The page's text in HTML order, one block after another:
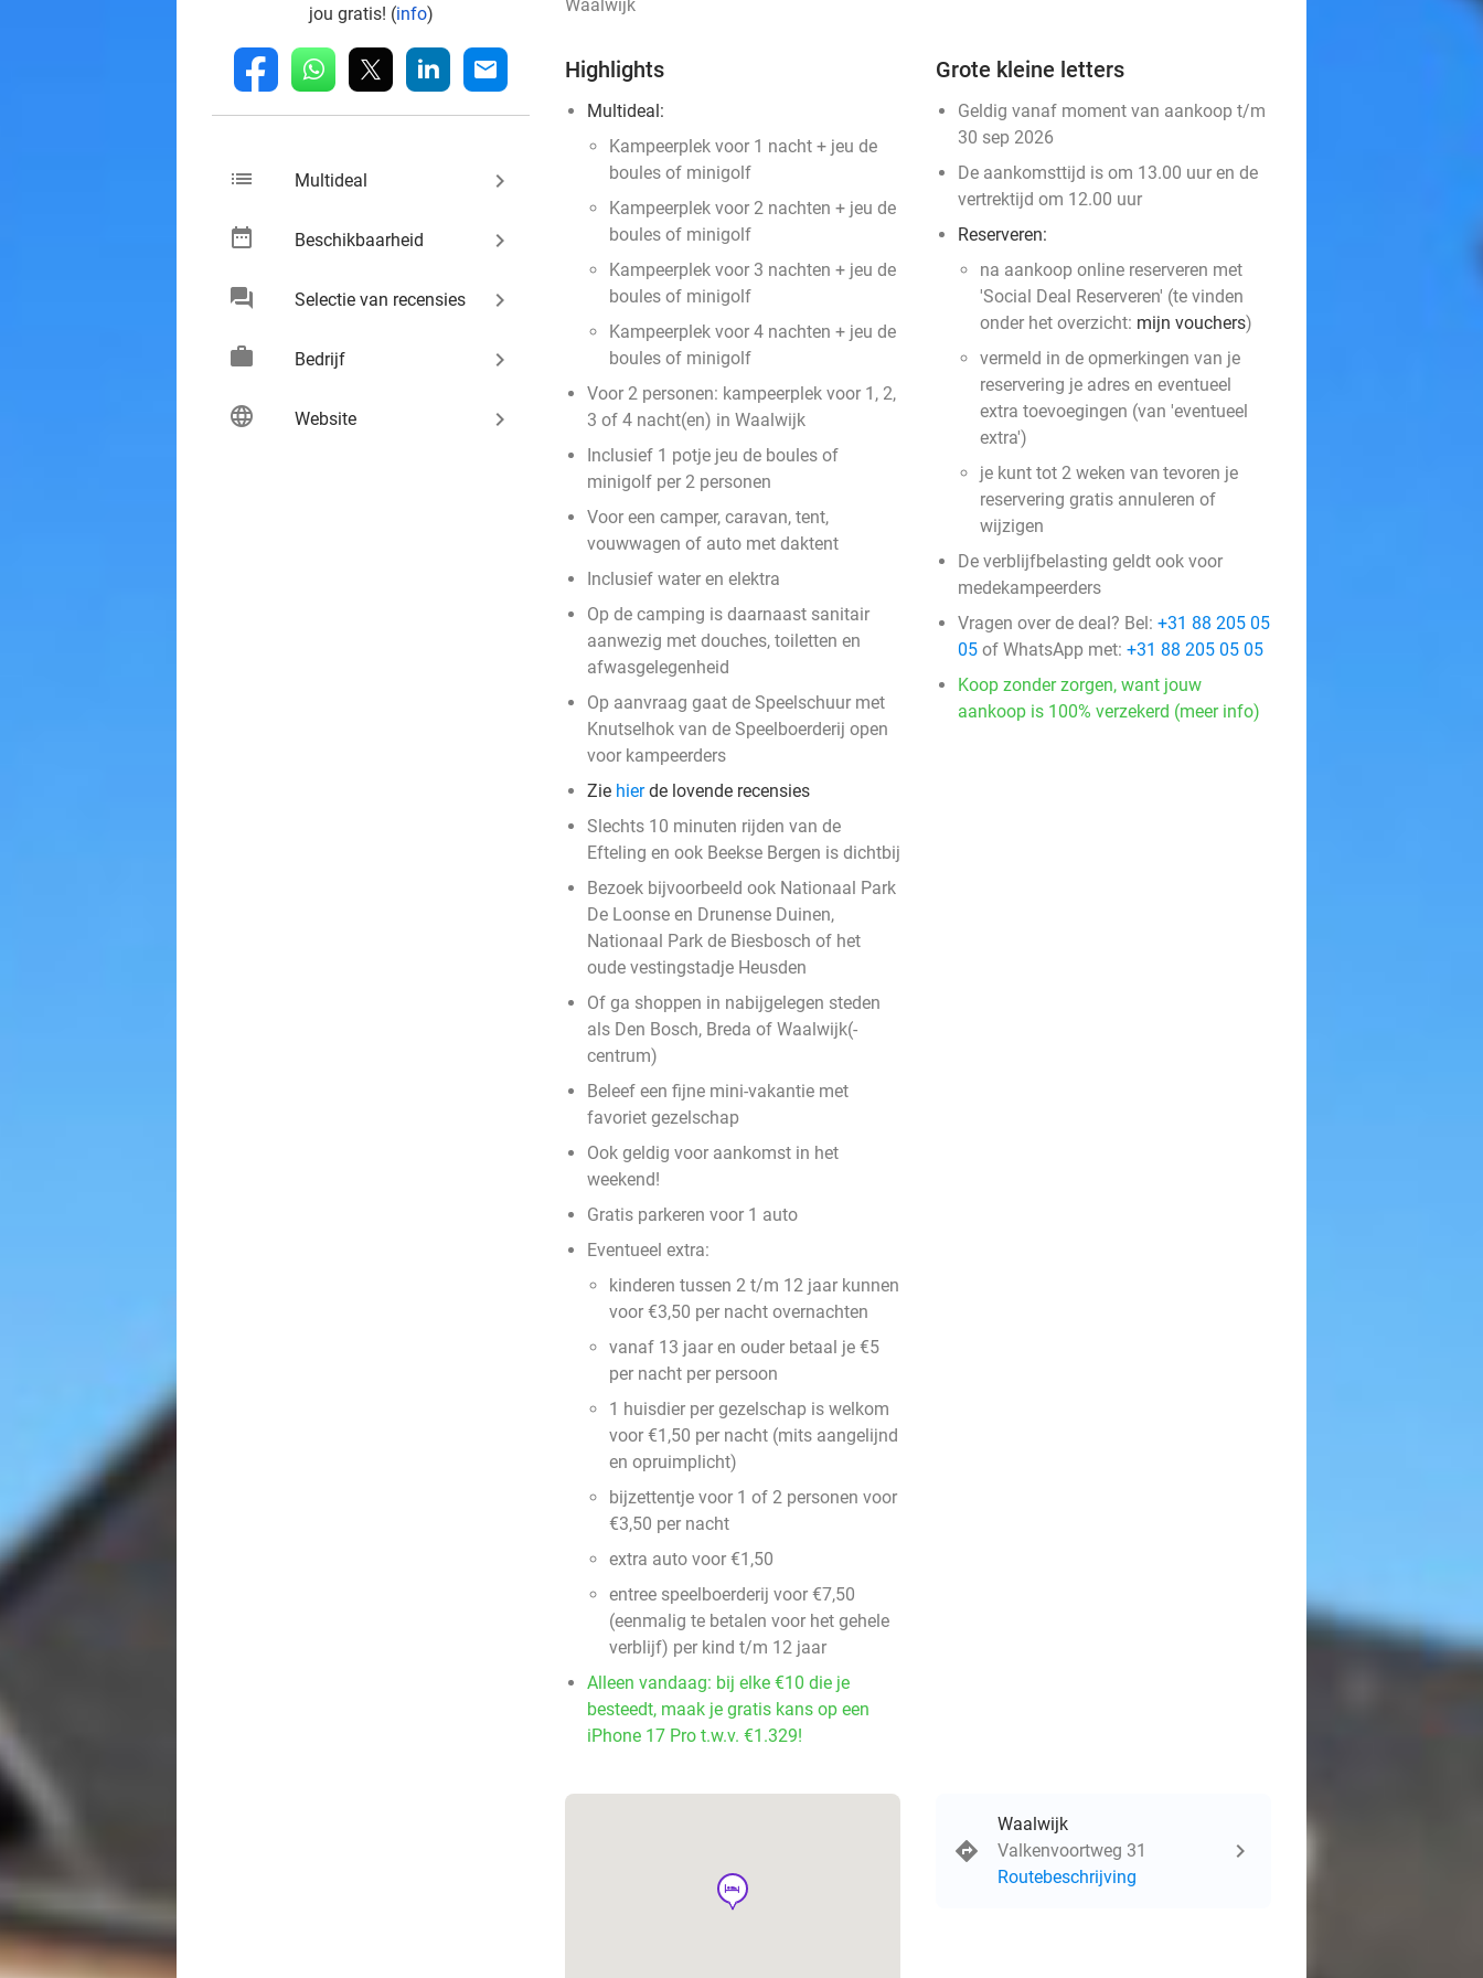
jou gratis! (info)
fb whatsapp linkedin mail
list Multideal keyboard_arrow_right
date_range Beschikbaarheid keyboard_arrow_right
chat Selectie van recensies keyboard_arrow_right
work Bedrijf keyboard_arrow_right
language Website keyboard_arrow_right
Waalwijk
Highlights
Multideal:
Kampeerplek voor 1 nacht + jeu de
boules of minigolf
Kampeerplek voor 2 nachten + jeu de
boules of minigolf
Kampeerplek voor 3 nachten + jeu de
boules of minigolf
Kampeerplek voor 4 nachten + jeu de
boules of minigolf
Voor 2 personen: kampeerplek voor 1, 2,
3 of 4 nacht(en) in Waalwijk
Inclusief 1 potje jeu de boules of
minigolf per 2 personen
Voor een camper, caravan, tent,
vouwwagen of auto met daktent
Inclusief water en elektra
Op de camping is daarnaast sanitair
aanwezig met douches, toiletten en
afwasgelegenheid
Op aanvraag gaat de Speelschuur met
Knutselhok van de Speelboerderij open
voor kampeerders
Zie hierde lovende recensies
Slechts 10 minuten rijden van de
Efteling en ook Beekse Bergen is dichtbij
Bezoek bijvoorbeeld ook Nationaal Park
De Loonse en Drunense Duinen,
Nationaal Park de Biesbosch of het
oude vestingstadje Heusden
Of ga shoppen in nabijgelegen steden
als Den Bosch, Breda of Waalwijk(-
centrum)
Beleef een fijne mini-vakantie met
favoriet gezelschap
Ook geldig voor aankomst in het
weekend!
Gratis parkeren voor 1 auto
Eventueel extra:
kinderen tussen 2 t/m 12 jaar kunnen
voor €3,50 per nacht overnachten
vanaf 13 jaar en ouder betaal je €5
per nacht per persoon
1 huisdier per gezelschap is welkom
voor €1,50 per nacht (mits aangelijnd
en opruimplicht)
bijzettentje voor 1 of 2 personen voor
€3,50 per nacht
extra auto voor €1,50
entree speelboerderij voor €7,50
(eenmalig te betalen voor het gehele
verblijf) per kind t/m 12 jaar
Alleen vandaag: bij elke €10 die je
besteedt, maak je gratis kans op een
iPhone 17 Pro t.w.v. €1.329!
Grote kleine letters
Geldig vanaf moment van aankoop t/m
30 sep 2026
De aankomsttijd is om 13.00 uur en de
vertrektijd om 12.00 uur
Reserveren:
na aankoop online reserveren met
'Social Deal Reserveren' (te vinden
onder het overzicht: mijn vouchers)
vermeld in de opmerkingen van je
reservering je adres en eventueel
extra toevoegingen (van 'eventueel
extra')
je kunt tot 2 weken van tevoren je
reservering gratis annuleren of
wijzigen
De verblijfbelasting geldt ook voor
medekampeerders
Vragen over de deal? Bel: +31 88 205 05
05 of WhatsApp met: +31 88 205 05 05
Koop zonder zorgen, want jouw
aankoop is 100% verzekerd (meer info)
hotel
Waalwijk
Valkenvoortweg 31
Routebeschrijving